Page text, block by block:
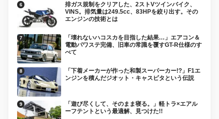
排ガス規制をクリアした、2ストVツインバイク、
VINS。排気量は249.5cc、83HPを絞り出す。その
エンジンの技術とは
「壊れないハコスカを目指した結果…」エアコン＆
電動パワステ完備、旧車の常識を覆すGT-R仕様のす
べて
「下着メーカーが作った和製スーパーカー!?」F1エ
ンジンを積んだジオット・キャスピタという伝説
「遊び尽くして、そのまま寝る。」軽トラ×エアル
ーフテントという最適解、見つけた!!